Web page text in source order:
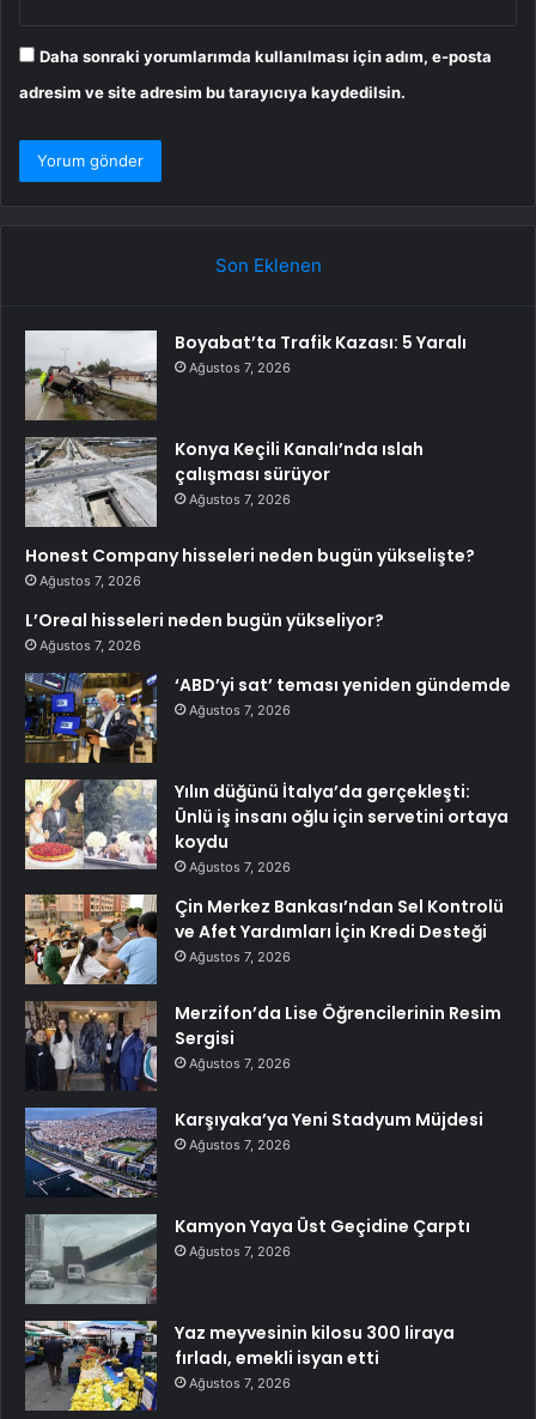
Daha sonraki yorumlarımda kullanılması için adım, e-posta
adresim ve site adresim bu tarayıcıya kaydedilsin.
Son Eklenen
Boyabat’ta Trafik Kazası: 5 Yaralı
Ağustos 7, 2026
Konya Keçili Kanalı’nda ıslah
çalışması sürüyor
Ağustos 7, 2026
Honest Company hisseleri neden bugün yükselişte?
Ağustos 7, 2026
L’Oreal hisseleri neden bugün yükseliyor?
Ağustos 7, 2026
‘ABD’yi sat’ teması yeniden gündemde
Ağustos 7, 2026
Yılın düğünü İtalya’da gerçekleşti:
Ünlü iş insanı oğlu için servetini ortaya
koydu
Ağustos 7, 2026
Çin Merkez Bankası’ndan Sel Kontrolü
ve Afet Yardımları İçin Kredi Desteği
Ağustos 7, 2026
Merzifon’da Lise Öğrencilerinin Resim
Sergisi
Ağustos 7, 2026
Karşıyaka’ya Yeni Stadyum Müjdesi
Ağustos 7, 2026
Kamyon Yaya Üst Geçidine Çarptı
Ağustos 7, 2026
Yaz meyvesinin kilosu 300 liraya
fırladı, emekli isyan etti
Ağustos 7, 2026